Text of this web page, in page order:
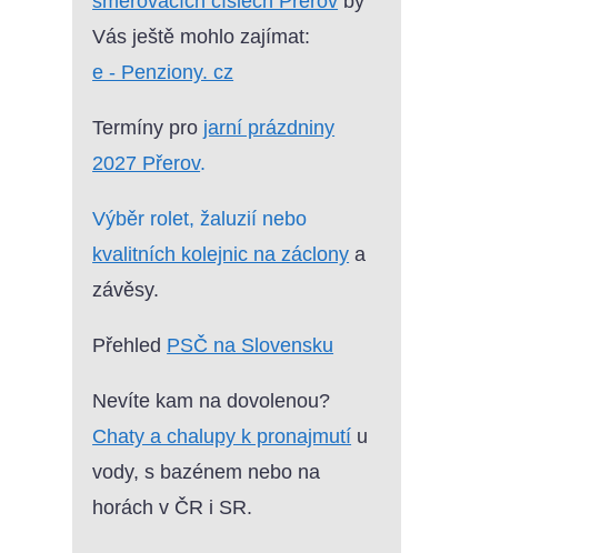
Vás ještě mohlo zajímat:
e - Penziony. cz
Termíny pro jarní prázdniny
2027 Přerov.
Výběr rolet, žaluzií nebo
kvalitních kolejnic na záclony a
závěsy.
Přehled PSČ na Slovensku
Nevíte kam na dovolenou?
Chaty a chalupy k pronajmutí u
vody, s bazénem nebo na
horách v ČR i SR.